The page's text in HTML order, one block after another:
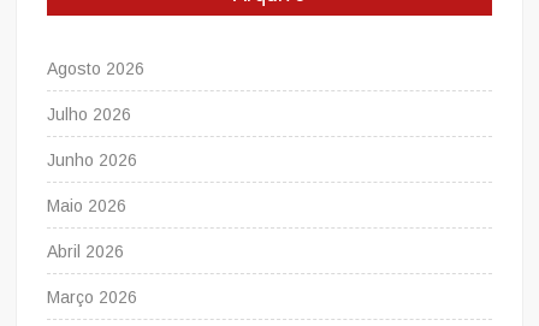
Agosto 2026
Julho 2026
Junho 2026
Maio 2026
Abril 2026
Março 2026